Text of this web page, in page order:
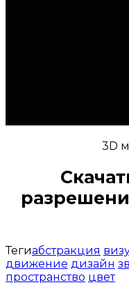
3D
Тегиабстракция
движение дизайн
пространство цвет